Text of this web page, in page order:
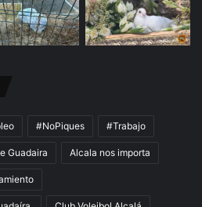
#NoPiques #Trabajo
Guadaira Alcala nos importa